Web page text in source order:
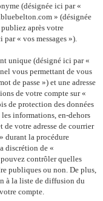
(désignée ici par «
» (désignée
après votre
« vos messages »).
unique (désigné ici par «
vous permettant de vous
de passe ») et une adresse
de votre compte sur «
de protection des données
informations, en-dehors
de votre adresse de courrier
durant la procédure
discrétion de «
contrôler quelles
publiques ou non. De plus,
à la liste de diffusion du
compte.